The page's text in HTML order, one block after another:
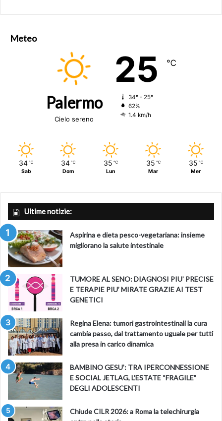
Meteo
Palermo
Cielo sereno
25 ℃
34º - 25º
62%
1.4 km/h
34 ℃
Sab
34 ℃
Dom
35 ℃
Lun
35 ℃
Mar
35 ℃
Mer
Ultime notizie:
Aspirina e dieta pesco-vegetariana: insieme
migliorano la salute intestinale
TUMORE AL SENO: DIAGNOSI PIU’ PRECISE
E TERAPIE PIU’ MIRATE GRAZIE AI TEST
GENETICI
Regina Elena: tumori gastrointestinali la cura
cambia passo, dal trattamento uguale per tutti
alla presa in carico dinamica
BAMBINO GESU’: TRA IPERCONNESSIONE
E SOCIAL JETLAG, L’ESTATE “FRAGILE”
DEGLI ADOLESCENTI
Chiude CILR 2026: a Roma la telechirurgia